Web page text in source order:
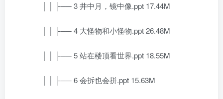
│ │ ├── 3 井中月，镜中像.ppt 17.44M
│ │ ├── 4 大怪物和小怪物.ppt 26.48M
│ │ ├── 5 站在楼顶看世界.ppt 18.55M
│ │ ├── 6 会拆也会拼.ppt 15.63M